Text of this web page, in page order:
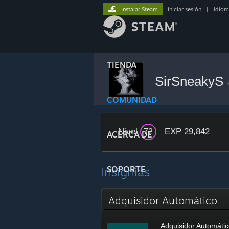
TIENDA
COMUNIDAD
ACERCA DE
SOPORTE
Instalar Steam iniciar sesión
SirSneakyS
Nivel 72 EXP 29,842
Insignias
Adquisidor Automático
Adquisidor